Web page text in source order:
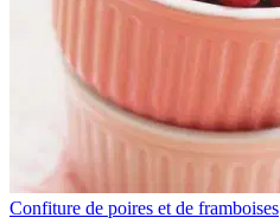
Confiture de poires et de framboises